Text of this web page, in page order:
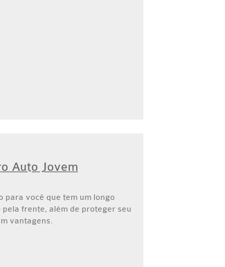
Auto Jovem
para você que tem um longo
pela frente, além de proteger seu
vantagens.